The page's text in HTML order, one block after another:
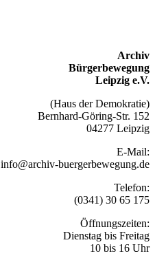
Archiv
Bürgerbewegung
Leipzig e.V.
(Haus der Demokratie)
Bernhard-Göring-Str. 152
04277 Leipzig
E-Mail:
info@archiv-buergerbewegung.de
Telefon:
(0341) 30 65 175
Öffnungszeiten:
Dienstag bis Freitag
10 bis 16 Uhr